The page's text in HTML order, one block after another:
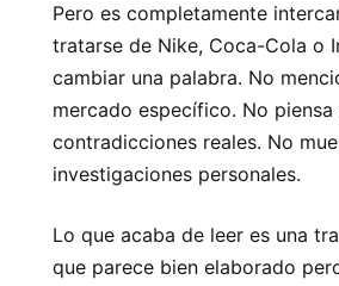
Pero es completamente
tratarse de Nike, Coca-Cola o
cambiar una palabra. No
mercado específico. No piensa
contradicciones reales. No
investigaciones personales.
Lo que acaba de leer es una
que parece bien elaborado